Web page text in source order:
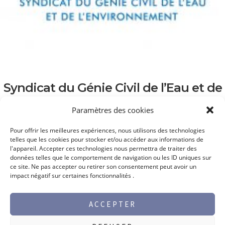
Paramètres des cookies
Pour offrir les meilleures expériences, nous utilisons des technologies
telles que les cookies pour stocker et/ou accéder aux informations de
l'appareil. Accepter ces technologies nous permettra de traiter des
données telles que le comportement de navigation ou les ID uniques sur
ce site. Ne pas accepter ou retirer son consentement peut avoir un
impact négatif sur certaines fonctionnalités .
ACCEPTER
Syndicat du Génie Civil de l’Eau et de